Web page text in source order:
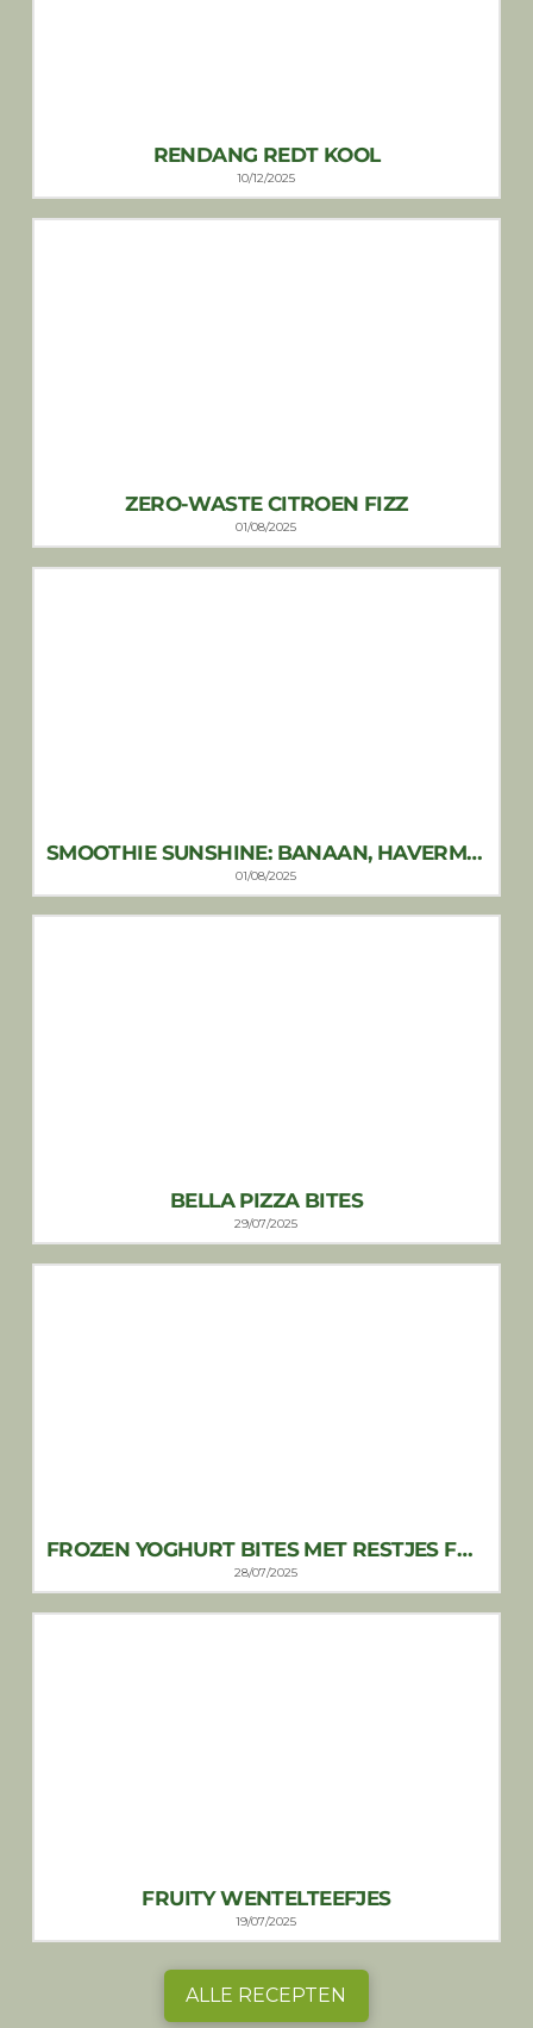
RENDANG REDT KOOL
10/12/2025
ZERO-WASTE CITROEN FIZZ
01/08/2025
SMOOTHIE SUNSHINE: BANAAN, HAVERMOUT & MUNT
01/08/2025
BELLA PIZZA BITES
29/07/2025
FROZEN YOGHURT BITES MET RESTJES FRUIT
28/07/2025
FRUITY WENTELTEEFJES
19/07/2025
ALLE RECEPTEN